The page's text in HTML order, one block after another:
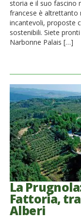
storia e il suo fascino
francese è altrettanto
incantevoli, proposte
sostenibili. Siete
Narbonne Palais […]
La
Fattoria,
Alberi